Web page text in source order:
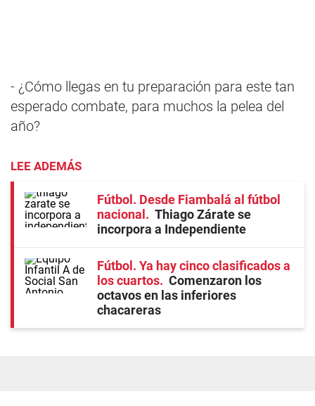
- ¿Cómo llegas en tu preparación para este tan
esperado combate, para muchos la pelea del
año?
LEE ADEMÁS
Fútbol. Desde Fiambalá al fútbol
nacional
Thiago Zárate se
incorpora a Independiente
Fútbol. Ya hay cinco clasificados a
los cuartos
Comenzaron los
octavos en las inferiores
chacareras